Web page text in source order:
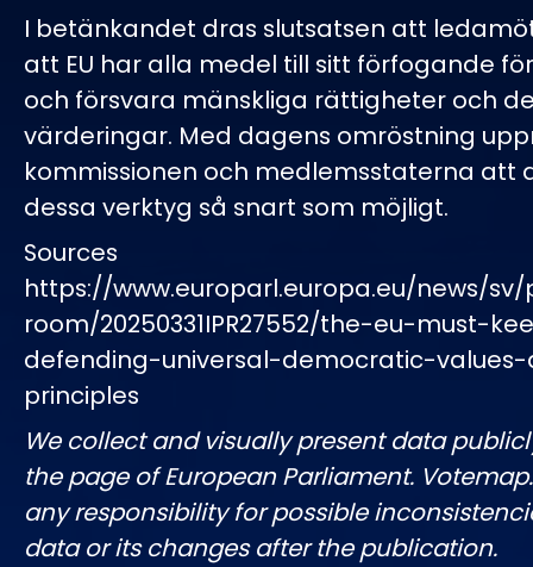
I betänkandet dras slutsatsen att
att EU har alla medel till sitt förfogande
och försvara mänskliga rättigheter och
värderingar. Med dagens omröstning
kommissionen och medlemsstaterna att
dessa verktyg så snart som möjligt.
Sources
https://www.europarl.europa.eu/news/
room/20250331IPR27552/the-eu-must-
defending-universal-democratic-
principles
We collect and visually present data
the page of European Parliament.
any responsibility for possible
data or its changes after the publication.